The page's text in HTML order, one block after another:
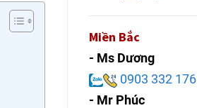
Miền Bắc
- Ms Dương
0903 332 176
- Mr Phúc